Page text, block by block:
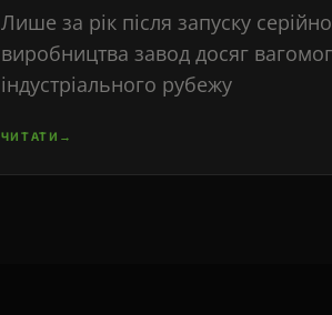
Лише за рік після запуску
виробництва завод досяг
індустріального рубежу
ЧИТАТИ →